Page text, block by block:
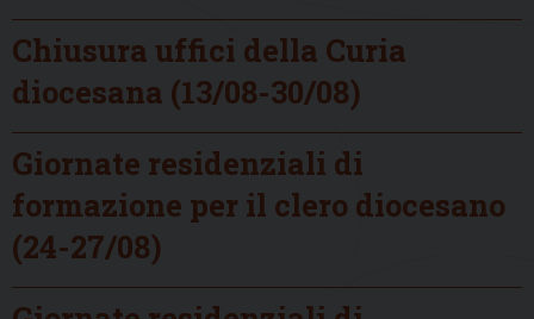
Chiusura uffici della Curia
diocesana (13/08-30/08)
Giornate residenziali di
formazione per il clero diocesano
(24-27/08)